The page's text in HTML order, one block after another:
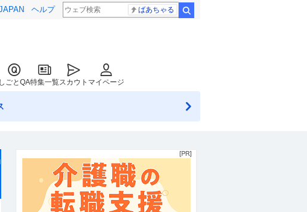
ヘルプ ばあちゃる
しごとQA特集一覧スカウト マイページ